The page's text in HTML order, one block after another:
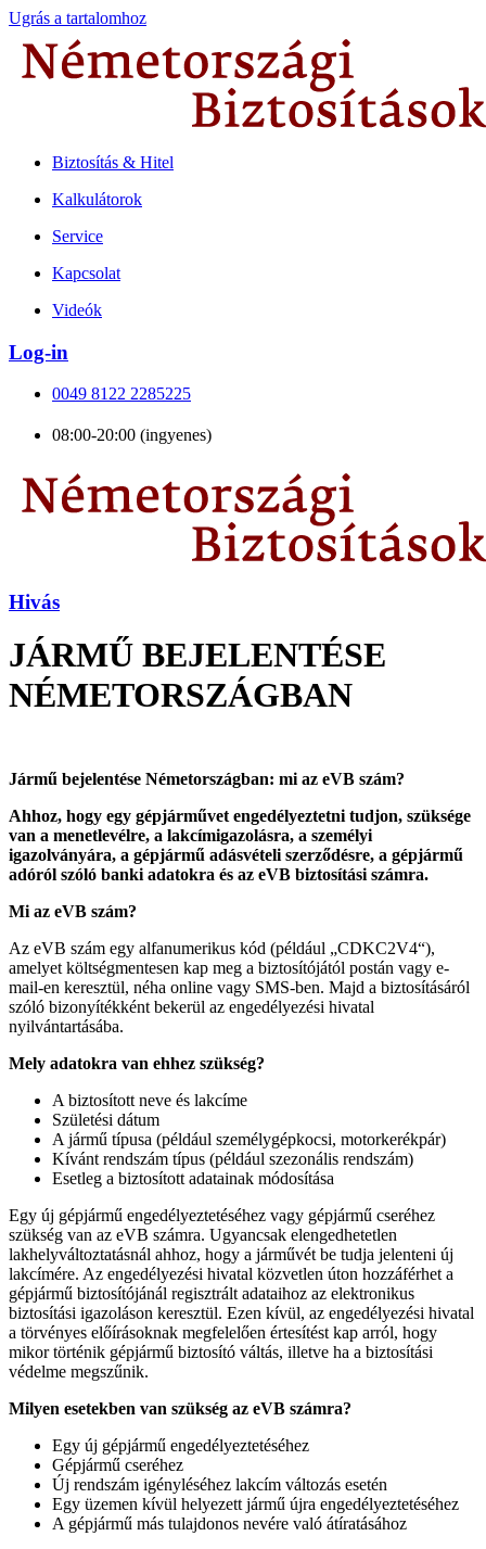
Ugrás a tartalomhoz
Biztosítás & Hitel
Kalkulátorok
Service
Kapcsolat
Videók
Log-in
0049 8122 2285225
08:00-20:00 (ingyenes)
Hivás
JÁRMŰ BEJELENTÉSE
NÉMETORSZÁGBAN
Jármű bejelentése Németországban: mi az eVB szám?
Ahhoz, hogy egy gépjárművet engedélyeztetni tudjon, szüksége
van a menetlevélre, a lakcímigazolásra, a személyi
igazolványára, a gépjármű adásvételi szerződésre, a gépjármű
adóról szóló banki adatokra és az eVB biztosítási számra.
Mi az eVB szám?
Az eVB szám egy alfanumerikus kód (például „CDKC2V4“),
amelyet költségmentesen kap meg a biztosítójától postán vagy e-
mail-en keresztül, néha online vagy SMS-ben. Majd a biztosításáról
szóló bizonyítékként bekerül az engedélyezési hivatal
nyilvántartásába.
Mely adatokra van ehhez szükség?
A biztosított neve és lakcíme
Születési dátum
A jármű típusa (például személygépkocsi, motorkerékpár)
Kívánt rendszám típus (például szezonális rendszám)
Esetleg a biztosított adatainak módosítása
Egy új gépjármű engedélyeztetéséhez vagy gépjármű cseréhez
szükség van az eVB számra. Ugyancsak elengedhetetlen
lakhelyváltoztatásnál ahhoz, hogy a járművét be tudja jelenteni új
lakcímére. Az engedélyezési hivatal közvetlen úton hozzáférhet a
gépjármű biztosítójánál regisztrált adataihoz az elektronikus
biztosítási igazoláson keresztül. Ezen kívül, az engedélyezési hivatal
a törvényes előírásoknak megfelelően értesítést kap arról, hogy
mikor történik gépjármű biztosító váltás, illetve ha a biztosítási
védelme megszűnik.
Milyen esetekben van szükség az eVB számra?
Egy új gépjármű engedélyeztetéséhez
Gépjármű cseréhez
Új rendszám igényléséhez lakcím változás esetén
Egy üzemen kívül helyezett jármű újra engedélyeztetéséhez
A gépjármű más tulajdonos nevére való átíratásához